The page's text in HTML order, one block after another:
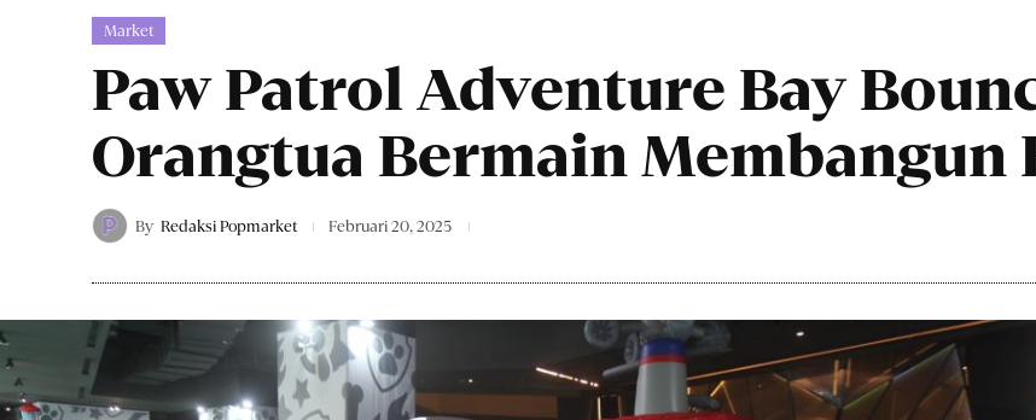
Market
Paw Patrol Adventure Bay
Orangtua Bermain Membangun
By Redaksi Popmarket Februari 20, 2025